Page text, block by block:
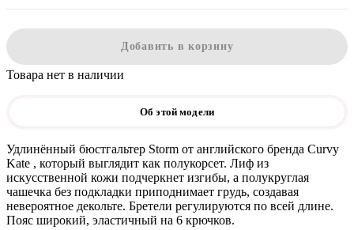
Добавить в корзину
Товара нет в наличии
Об этой модели
Удлинённый бюстгальтер Storm от английского бренда Curvy
Kate , который выглядит как полукорсет. Лиф из
искусственной кожи подчеркнет изгибы, а полукруглая
чашечка без подкладки приподнимает грудь, создавая
невероятное декольте. Бретели регулируются по всей длине.
Пояс широкий, эластичный на 6 крючков.